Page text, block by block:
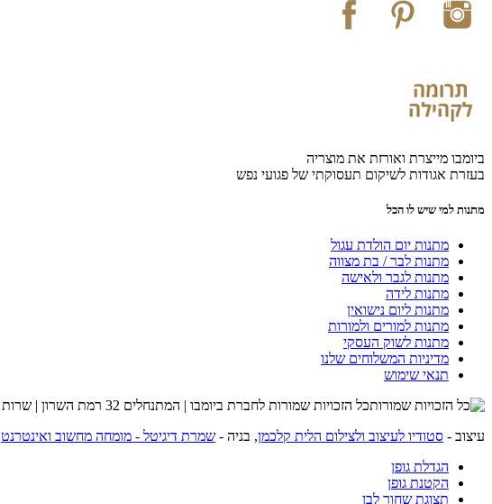
ביומבו מייצרת ואורזת את מוצריה
בעזרת אגודות לשיקום תעסוקתי של פגועי נפש
מתנות למי שיש לו הכל
מתנות יום הולדת עגול
מתנות לבר / בת מצווה
מתנות לגבר ולאישה
מתנות לידה
מתנות ליום נישואין
מתנות למורים ולמורות
מתנות לשוק העסקי
מדיניות המשלוחים שלנו
תנאי שימוש
כל הזכויות שמורות לחברת ביומבו | המתנחלים 32 רמת השרון | שרות לקוחות 054-4274215 |
עיצוב - סטודיו לעיצוב ולצילום הלית קלכמן, בניה - שמרת דיגיטל - מומחה מחשוב ואינטרנט
הגדלת גופן
הקטנת גופן
תצוגת שחור לבן